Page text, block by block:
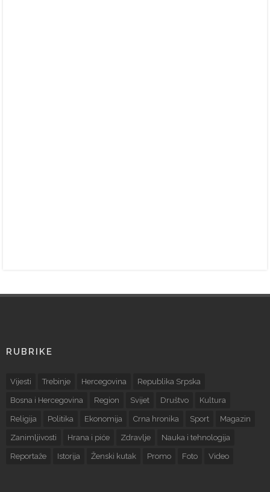
RUBRIKE
Vijesti Trebinje Hercegovina Republika Srpska
Bosna i Hercegovina Region Svijet Društvo Kultura
Religija Politika Ekonomija Crna hronika Sport Magazin
Zanimljivosti Hrana i piće Zdravlje Nauka i tehnologija
Reportaže Istorija Ženski kutak Promo Foto Video